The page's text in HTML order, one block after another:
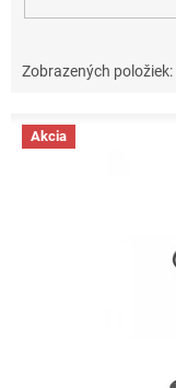
Zobrazených položiek:
V Akcia